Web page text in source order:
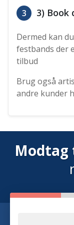
3 3) Book
Dermed kan
festbands der
tilbud
Brug også
andre kunder
Modtag